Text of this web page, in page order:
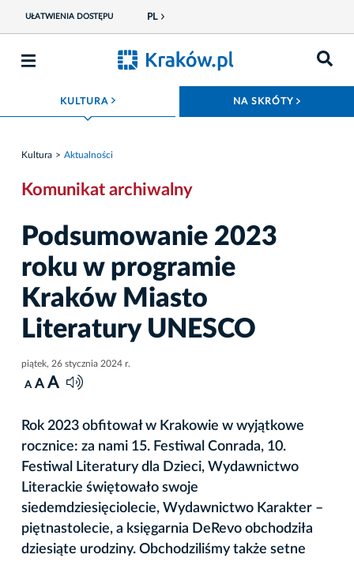
UŁATWIENIA DOSTĘPU PL
KULTURA ROZWIŃ MENU NA SKRÓTY
Kultura Aktualności
Komunikat archiwalny
Podsumowanie 2023
roku w programie
Kraków Miasto
Literatury UNESCO
piątek, 26 stycznia 2024 r.
A A A
Rok 2023 obfitował w Krakowie w wyjątkowe
rocznice: za nami 15. Festiwal Conrada, 10.
Festiwal Literatury dla Dzieci, Wydawnictwo
Literackie świętowało swoje
siedemdziesięciolecie, Wydawnictwo Karakter –
piętnastolecie, a księgarnia DeRevo obchodziła
dziesiąte urodziny. Obchodziliśmy także setne